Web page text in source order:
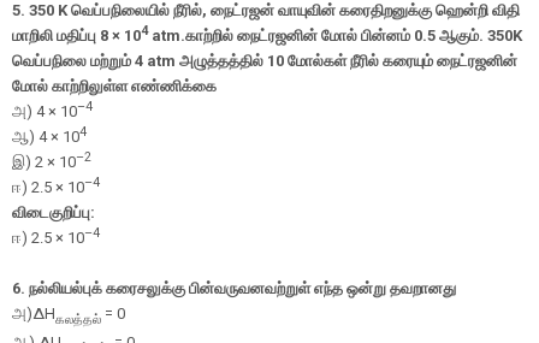
5. 350 Kவெப்பநிலையில் நீரில், நைட்ரஜன் வாயுவின் கரைதிறனுக்கு ஹென்றி விதி
மாறிலி மதிப்பு 8 × 104atm.காற்றில் நைட்ரஜனின் மோல் பின்னம் 0.5 ஆகும். 350K
வெப்பநிலை மற்றும் 4 atm அழுத்தத்தில் 10 மோல்கள் நீரில் கரையும் நைட்ரஜனின்
மோல் காற்றிலுள்ள எண்ணிக்கை
அ) 4 × 10–4
ஆ) 4 × 104
இ) 2 × 10–2
ஈ) 2.5 × 10–4
விடைகுறிப்பு:
ஈ) 2.5 × 10–4
6. நல்லியல்புக் கரைசலுக்கு பின்வருவனவற்றுள் எந்த ஒன்று தவறானது
அ)ΔHகலத்தல் = 0